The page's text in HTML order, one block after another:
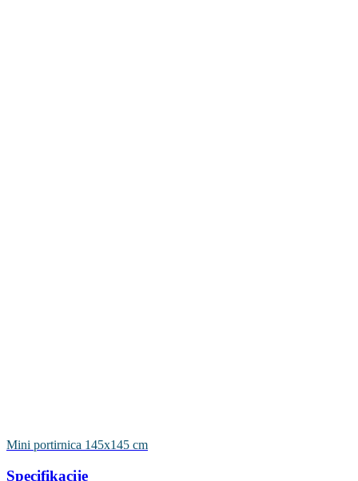
Mini portirnica 145x145 cm
Specifikacije